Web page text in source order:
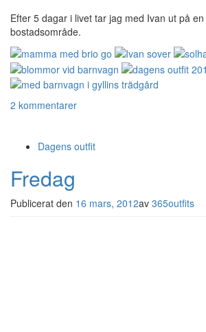
Efter 5 dagar i livet tar jag med Ivan ut på
bostadsområde.
2 kommentarer
Dagens outfit
Fredag
Publicerat den 16 mars, 2012av 365outfits